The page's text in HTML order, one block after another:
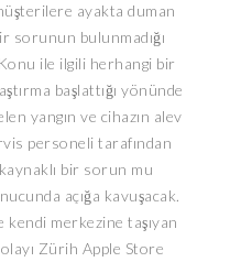
ayakta duman
sorunun bulunmadığı
ile ilgili herhangi bir
başlattığı yönünde
yangın ve cihazın alev
personeli tarafından
bir sorun mu
açığa kavuşacak.
kendi merkezine taşıyan
Zürih Apple Store